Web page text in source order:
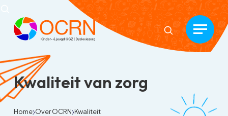
Kwaliteit van zorg
Home Over OCRN Kwaliteit